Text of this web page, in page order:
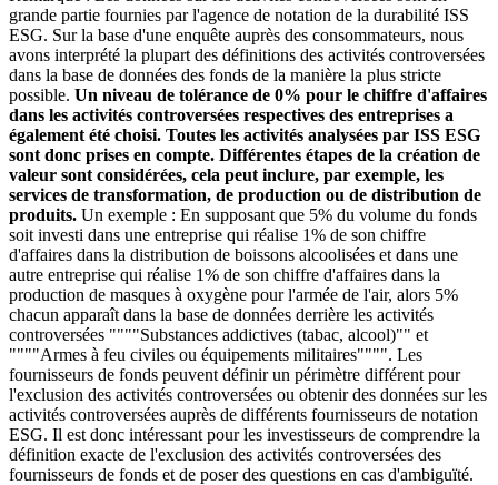
grande partie fournies par l'agence de notation de la durabilité ISS
ESG. Sur la base d'une enquête auprès des consommateurs, nous
avons interprété la plupart des définitions des activités controversées
dans la base de données des fonds de la manière la plus stricte
possible. Un niveau de tolérance de 0% pour le chiffre d'affaires
dans les activités controversées respectives des entreprises a
également été choisi. Toutes les activités analysées par ISS ESG
sont donc prises en compte. Différentes étapes de la création de
valeur sont considérées, cela peut inclure, par exemple, les
services de transformation, de production ou de distribution de
produits. Un exemple : En supposant que 5% du volume du fonds
soit investi dans une entreprise qui réalise 1% de son chiffre
d'affaires dans la distribution de boissons alcoolisées et dans une
autre entreprise qui réalise 1% de son chiffre d'affaires dans la
production de masques à oxygène pour l'armée de l'air, alors 5%
chacun apparaît dans la base de données derrière les activités
controversées """"Substances addictives (tabac, alcool)"" et
""""Armes à feu civiles ou équipements militaires"""". Les
fournisseurs de fonds peuvent définir un périmètre différent pour
l'exclusion des activités controversées ou obtenir des données sur les
activités controversées auprès de différents fournisseurs de notation
ESG. Il est donc intéressant pour les investisseurs de comprendre la
définition exacte de l'exclusion des activités controversées des
fournisseurs de fonds et de poser des questions en cas d'ambiguïté.